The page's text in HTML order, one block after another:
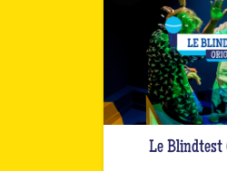
Le Blindtest